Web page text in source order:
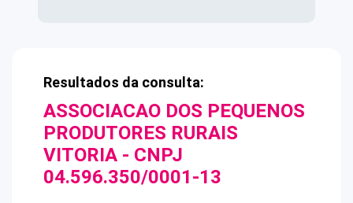
Resultados da consulta:
ASSOCIACAO DOS PEQUENOS
PRODUTORES RURAIS
VITORIA - CNPJ
04.596.350/0001-13